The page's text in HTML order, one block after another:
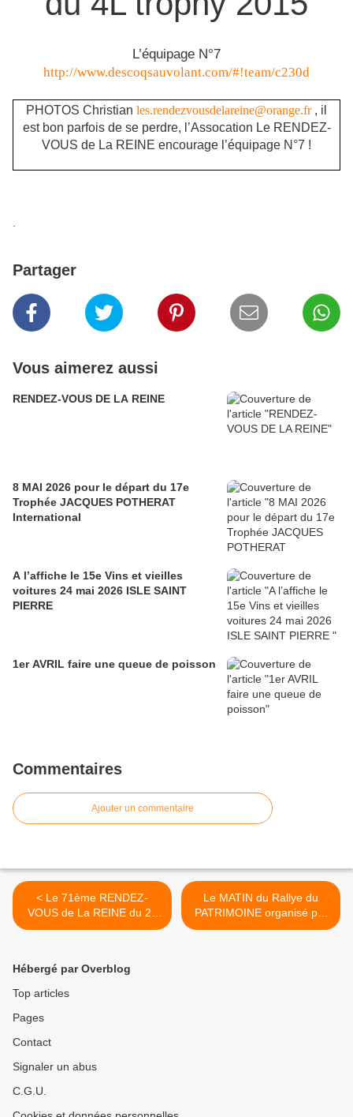
L’équipage N°7
http://www.descoqsauvolant.com/#!team/c230d
PHOTOS Christian les.rendezvousdelareine@orange.fr , il
est bon parfois de se perdre, l’Assocation Le RENDEZ-
VOUS de La REINE encourage l’équipage N°7 !
.
Partager
Vous aimerez aussi
RENDEZ-VOUS DE LA REINE
8 MAI 2026 pour le départ du 17e
Trophée JACQUES POTHERAT
International
A l’affiche le 15e Vins et vieilles
voitures 24 mai 2026 ISLE SAINT
PIERRE
1er AVRIL faire une queue de poisson
Commentaires
Ajouter un commentaire
< Le 71ème RENDEZ-
VOUS de La REINE du 21
SEPTEMBRE 2014
Le MATIN du Rallye du
PATRIMOINE organisé par
Le RENDEZ-VOUS de La
Hébergé par Overblog
Top articles
Pages
Contact
Signaler un abus
C.G.U.